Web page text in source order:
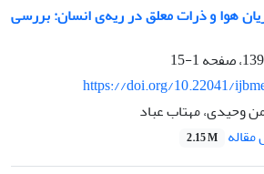
هوا و ذرات معلق در ریه‌ی انسان: بررسی
1-15
https://doi.org/10.22041/
وحیدی، مهتاب عباد
2.15 M